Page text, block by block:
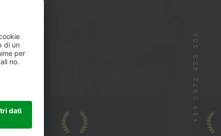
+39 0472 433 300